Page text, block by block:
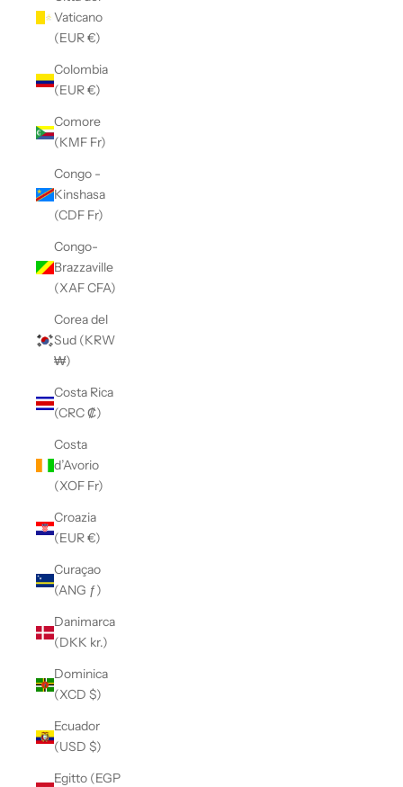
Vaticano
(EUR €)
Colombia
(EUR €)
Comore
(KMF Fr)
Congo -
Kinshasa
(CDF Fr)
Congo-
Brazzaville
(XAF CFA)
Corea del
Sud (KRW
₩)
Costa Rica
(CRC ₡)
Costa
d’Avorio
(XOF Fr)
Croazia
(EUR €)
Curaçao
(ANG ƒ)
Danimarca
(DKK kr.)
Dominica
(XCD $)
Ecuador
(USD $)
Egitto (EGP